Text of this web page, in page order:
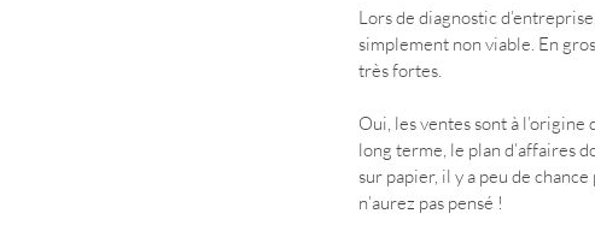
Lors de diagnostic
simplement non viable. En
très fortes.
Oui, les ventes sont à
long terme, le plan d’affaires
sur papier, il y a peu de
n’aurez pas pensé !